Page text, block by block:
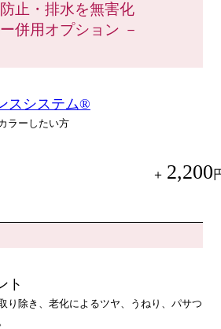
止・排水を無害化
併用オプション －
スシステム®
ラーしたい方
＋ 2,200
ト
り除き、老化によるツヤ、うねり、パサつ